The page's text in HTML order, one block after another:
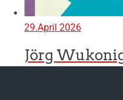
29.April 2026
Jörg